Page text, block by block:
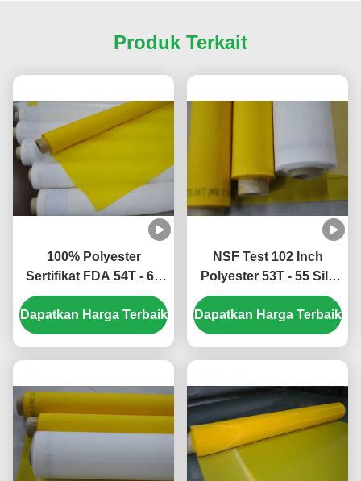
Produk Terkait
100% Polyester
Sertifikat FDA 54T - 64
Sablon Jala Sutra untuk
Pencetakan Elektronik
Dapatkan Harga Terbaik
NSF Test 102 Inch
Polyester 53T - 55 Silk
Sablon Mesh untuk
Pencetakan Keramik
Dapatkan Harga Terbaik